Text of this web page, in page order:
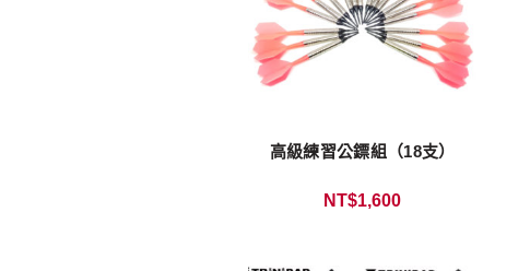
高級練習公鏢組（18支）
NT$1,600